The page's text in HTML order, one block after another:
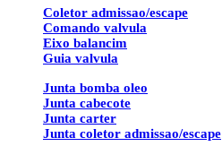
Coletor admissao/escape
Comando valvula
Eixo balancim
Guia valvula
Junta bomba oleo
Junta cabecote
Junta carter
Junta coletor admissao/escape